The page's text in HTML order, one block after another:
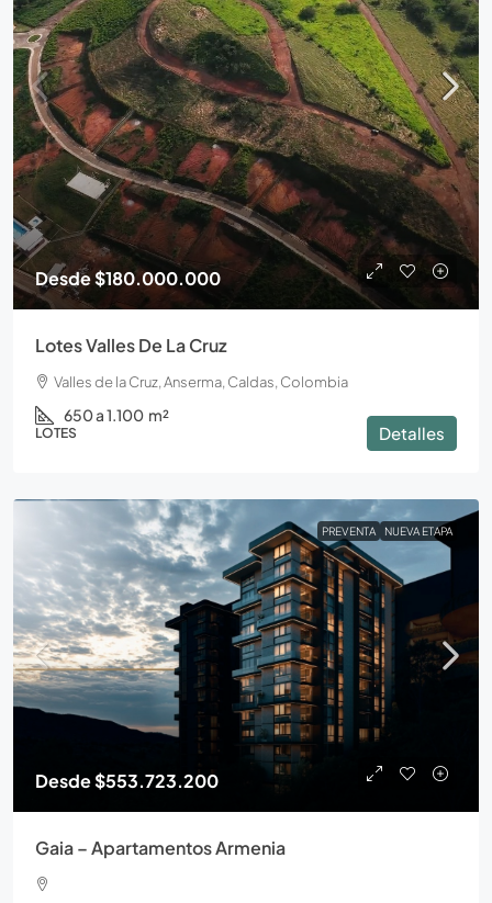
Desde$180.000.000
Lotes Valles De La Cruz
Valles de la Cruz, Anserma, Caldas, Colombia
650 a 1.100 m²
LOTES Detalles
PREVENTA NUEVA ETAPA
Desde$553.723.200
Gaia – Apartamentos Armenia